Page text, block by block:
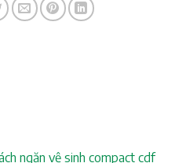
ngăn vệ sinh compact cdf